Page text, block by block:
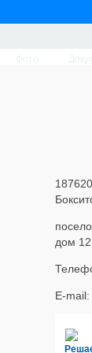
дом 12
E-